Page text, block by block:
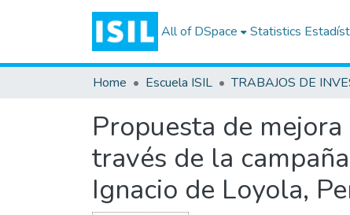
All of DSpace Statistics
Home Escuela ISIL
Propuesta de
través de la
Ignacio de Loyola,